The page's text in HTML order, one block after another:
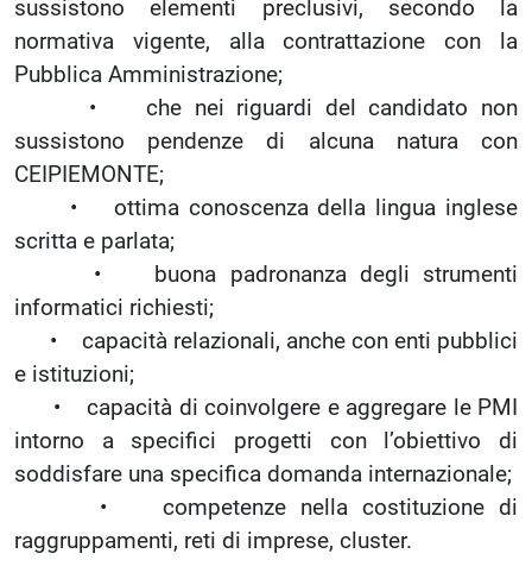
sussistono elementi preclusivi, secondo la
normativa vigente, alla contrattazione con la
Pubblica Amministrazione;
• che nei riguardi del candidato non
sussistono pendenze di alcuna natura con
CEIPIEMONTE;
• ottima conoscenza della lingua inglese
scritta e parlata;
• buona padronanza degli strumenti
informatici richiesti;
• capacità relazionali, anche con enti pubblici
e istituzioni;
• capacità di coinvolgere e aggregare le PMI
intorno a specifici progetti con l’obiettivo di
soddisfare una specifica domanda internazionale;
• competenze nella costituzione di
raggruppamenti, reti di imprese, cluster.